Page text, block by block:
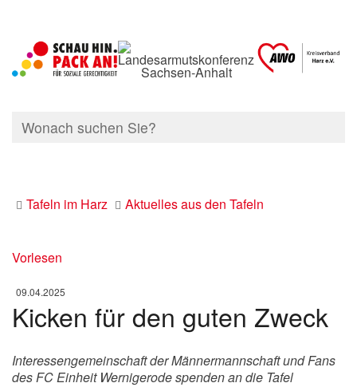
Tafeln im Harz Aktuelles aus den Tafeln
Vorlesen
09.04.2025
Kicken für den guten Zweck
Interessengemeinschaft der Männermannschaft und Fans
des FC Einheit Wernigerode spenden an die Tafel